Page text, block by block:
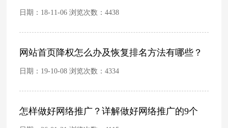
日期：18-11-06 浏览次数：4438
网站首页降权怎么办及恢复排名方法有哪些？
日期：19-10-08 浏览次数：4334
怎样做好网络推广？详解做好网络推广的9个